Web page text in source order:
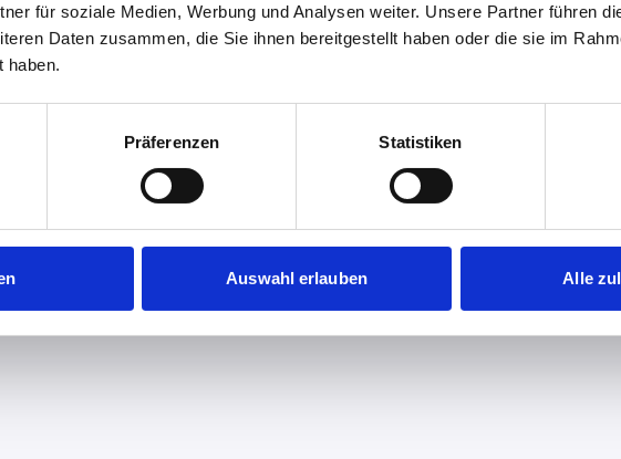
für soziale Medien, Werbung und Analysen weiter. Unsere Partner führen
Daten zusammen, die Sie ihnen bereitgestellt haben oder die sie im
haben.
Präferenzen Statistiken
Auswahl erlauben Alle